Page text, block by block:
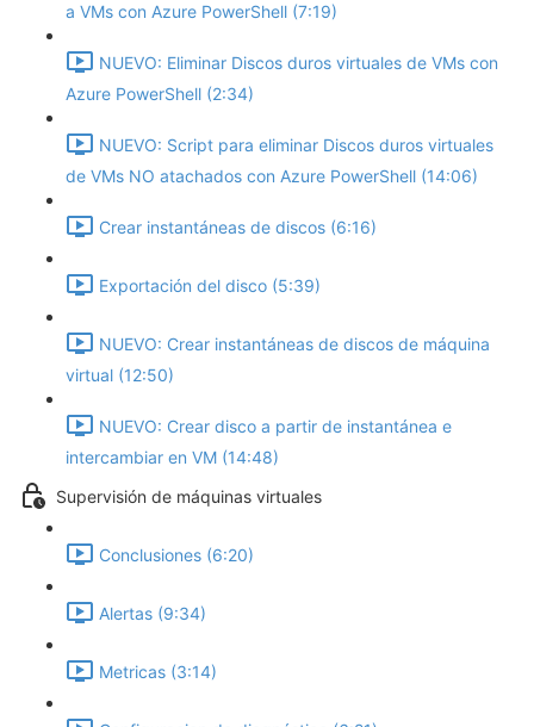
a VMs con Azure PowerShell (7:19)
NUEVO: Eliminar Discos duros virtuales de VMs con
Azure PowerShell (2:34)
NUEVO: Script para eliminar Discos duros virtuales
de VMs NO atachados con Azure PowerShell (14:06)
Crear instantáneas de discos (6:16)
Exportación del disco (5:39)
NUEVO: Crear instantáneas de discos de máquina
virtual (12:50)
NUEVO: Crear disco a partir de instantánea e
intercambiar en VM (14:48)
Supervisión de máquinas virtuales
Conclusiones (6:20)
Alertas (9:34)
Metricas (3:14)